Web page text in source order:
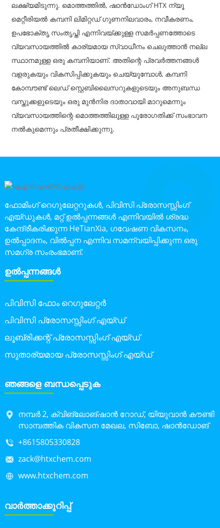
ലക്ഷ്യമിടുന്നു. മൊത്തത്തിൽ, ഷാൻഡോംഗ് HTX ന്യൂ
മെറ്റീരിയൽ കമ്പനി ലിമിറ്റഡ് ഗുണനിലവാരം, നവീകരണം,
ഉപഭോക്തൃ സംതൃപ്തി എന്നിവയ്ക്കുള്ള സമർപ്പണത്തോടെ
വ്യവസായത്തിൽ കാര്യമായ സ്വാധീനം ചെലുത്താൻ നല്ല
സ്ഥാനമുള്ള ഒരു കമ്പനിയാണ്. അതിന്റെ പ്രവർത്തനങ്ങൾ
വളരുകയും വികസിപ്പിക്കുകയും ചെയ്യുമ്പോൾ, കമ്പനി
കോമ്പൗണ്ട് ലെഡ് സ്റ്റെബിലൈസറുകളുടെയും അനുബന്ധ
വസ്തുക്കളുടെയും ഒരു മുൻനിര ദാതാവായി മാറുമെന്നും
വ്യവസായത്തിന്റെ മൊത്തത്തിലുള്ള പുരോഗതിക്ക് സംഭാവന
നൽകുമെന്നും പ്രതീക്ഷിക്കുന്നു.
ഫോമിംഗ് റെഗുലേറ്ററുകൾ, പിവിസി പ്രോസസ്സിംഗ്
എയ്ഡുകൾ, മറ്റ് ഉൽപ്പന്നങ്ങൾ എന്നിവയിൽ ശ്രദ്ധ
കേന്ദ്രീകരിക്കുന്ന HeTianXia, ഗവേഷണ വികസനം,
ഉൽപ്പാദനം, വിൽപ്പന എന്നിവ സമന്വയിപ്പിക്കുന്ന ഒരു
സമഗ്ര സംരംഭമാണ്.
ഉൽപ്പന്നങ്ങൾ
പിവിസി ഫോം റെഗുലേറ്റർ
പിവിസി പ്രോസസ്സിംഗ് എയ്ഡ്
ലൂബ്രിക്കന്റ് പ്രോസസ്സിംഗ് എയ്ഡ്
സുതാര്യമായ പ്രോസസ്സിംഗ് എയ്ഡ്
ഞങ്ങളെ ബന്ധപ്പെടുക
നമ്പർ 2, ക്വിങ്‌ലോങ്‌ഷാൻ റോഡ്, യിയുവാൻ കൗണ്ടി
സാമ്പത്തിക വികസന മേഖല, സിബോ, ഷാൻഡോങ്
+8615805330828
zack@htxchem.com
www.htxchem.com
വാർത്താക്കുറിപ്പ്